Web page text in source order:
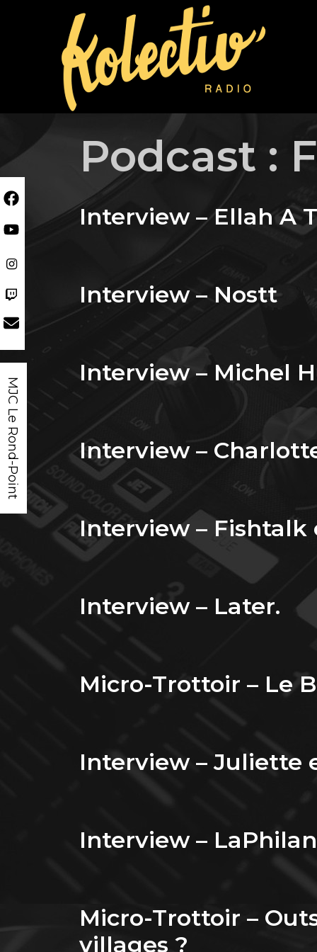
Podcast :
Interview – Ellah A
Interview – Nostt
Interview – Michel
Interview –
Interview – Fishtalk
Interview – Later.
Micro-Trottoir – Le
Interview – Juliette
Interview –
Micro-Trottoir –
villages ?
MJC Le Rond-Point